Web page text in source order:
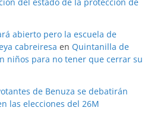
abierto pero la escuela de
cabreiresa en Quintanilla de
niños para no tener que cerrar su
de Benuza se debatirán
las elecciones del 26M